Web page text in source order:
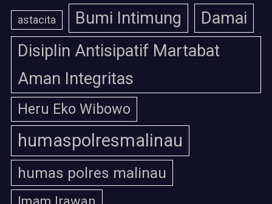
astacita Bumi Intimung
Damai
Disiplin Antisipatif Martabat
Aman Integritas
Heru Eko Wibowo
humaspolresmalinau
humas polres malinau